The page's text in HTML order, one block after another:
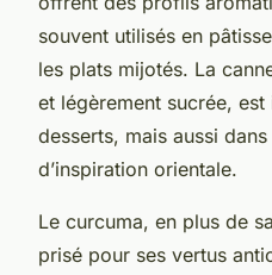
souvent utilisés en
les plats mijotés. La
et légèrement sucrée,
desserts, mais aussi
d’inspiration orientale.
Le curcuma, en plus de
prisé pour ses vertus